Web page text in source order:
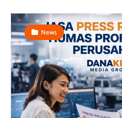
News